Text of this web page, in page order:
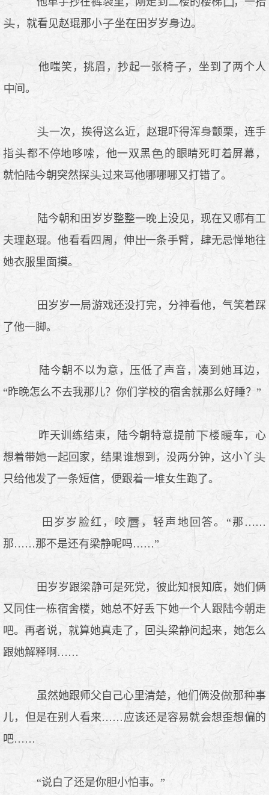
，就看见赵琨那小
坐在田岁岁 边。
他嗤笑，挑眉，抄起一张椅
，坐到了两个人
间。
一次，挨得这么近，赵琨吓得浑
颤栗，连手
指
都不停地哆嗦，他一双黑 的
睛死盯着屏幕，
就怕陆今朝突然探
过来骂他哪哪哪又打错了。
陆今朝和田岁岁整整一晚上没见，现在又哪有工
夫理赵琨。他看看四周，伸
一条手臂，肆无忌惮地往
她衣服里面摸。
田岁岁一局游戏还没打完，分神看他，气笑着踩
了他一脚。
陆今朝不以为意，压低了声音，凑到她耳边，
“昨晚怎么不去我那儿？你们学校的宿舍就那么好睡？”
昨天训练结束，陆今朝特意提前 楼
车，心
想着带她一起回家，结果谁想到，没两分钟，这小丫
只给他发了一条短信，便跟着一堆女生跑了。
田岁岁脸红，咬
，轻声地回答。“那……
那……那不是还有梁静呢吗……”
田岁岁跟梁静可是死党，彼此知
知底，她们俩
又同住一栋宿舍楼，她总不好丢
她一个人跟陆今朝走
吧。再者说，就算她真走了，回
梁静问起来，她怎么
跟她解释啊……
虽然她跟师父自己心里清楚，他们俩没 那
事
儿，但是在别人看来……应该还是容易就会想歪想偏的
吧……
“说白了还是你胆小怕事。”